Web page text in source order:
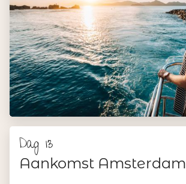
Dag 13
Aankomst Amsterdam